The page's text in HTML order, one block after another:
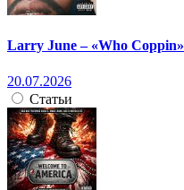
Larry June – «Who Coppin»
20.07.2026
Статьи